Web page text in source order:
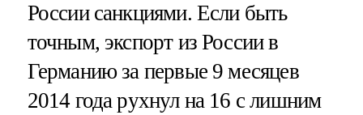
России санкциями. Если быть
точным, экспорт из России в
Германию за первые 9 месяцев
2014 года рухнул на 16 с лишним